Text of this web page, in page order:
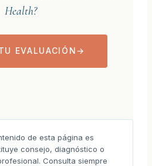
Health?
EVALUACIÓN→
de esta página es
consejo, diagnóstico o
Consulta siempre